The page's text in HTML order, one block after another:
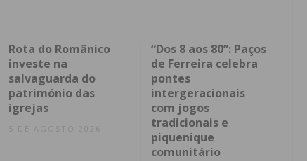
Rota do Românico
investe na
salvaguarda do
património das
igrejas
5 DE AGOSTO 2026
“Dos 8 aos 80”: Paços
de Ferreira celebra
pontes
intergeracionais
com jogos
tradicionais e
piquenique
comunitário